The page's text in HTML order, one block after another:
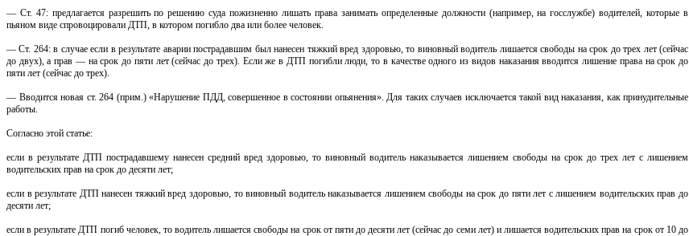
— Ст. 47: предлагается разрешить по решению суда пожизненно лишать права занимать определенные должности (например, на госслужбе) водителей, которые в
пьяном виде спровоцировали ДТП, в котором погибло два или более человек.
— Ст. 264: в случае если в результате аварии пострадавшим был нанесен тяжкий вред здоровью, то виновный водитель лишается свободы на срок до трех лет (сейчас
до двух), а прав — на срок до пяти лет (сейчас до трех). Если же в ДТП погибли люди, то в качестве одного из видов наказания вводится лишение права на срок до
пяти лет (сейчас до трех).
— Вводится новая ст. 264 (прим.) «Нарушение ПДД, совершенное в состоянии опьянения». Для таких случаев исключается такой вид наказания, как принудительные
работы.
Согласно этой статье:
если в результате ДТП пострадавшему нанесен средний вред здоровью, то виновный водитель наказывается лишением свободы на срок до трех лет с лишением
водительских прав на срок до десяти лет;
если в результате ДТП нанесен тяжкий вред здоровью, то виновный водитель наказывается лишением свободы на срок до пяти лет с лишением водительских прав до
десяти лет;
если в результате ДТП погиб человек, то водитель лишается свободы на срок от пяти до десяти лет (сейчас до семи лет) и лишается водительских прав на срок от 10 до